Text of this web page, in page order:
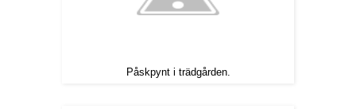
Påskpynt i trädgården.